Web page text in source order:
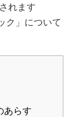
れます
ク」について
あらす